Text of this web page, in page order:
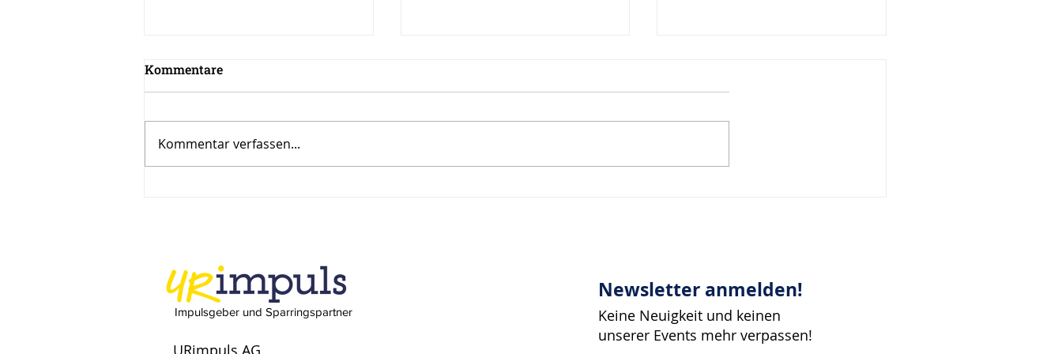
Kommentare
Kommentar verfassen...
Impulsgeber und Sparringspartner
URimpuls AG
Newsletter anmelden!
Keine Neuigkeit und keinen
unserer Events mehr verpassen!